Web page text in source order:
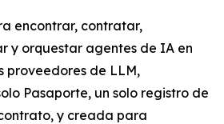
encontrar, contratar,
y orquestar agentes de IA en
proveedores de LLM,
Pasaporte, un solo registro de
y creada para